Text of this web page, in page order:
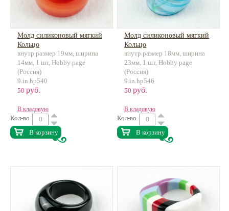
Молд силиконовый мягкий
Кольцо
внутр.размер 19мм, ширина
14мм, 1 шт, Hobby page
(Россия)
9.in.hp540
50 руб.
В кладовую
Кол-во
В корзину
Молд силиконовый мягкий
Кольцо
внутр.размер 18мм, ширина
23мм, 1 шт, Hobby page
(Россия)
9.in.hp546
50 руб.
В кладовую
Кол-во
В корзину